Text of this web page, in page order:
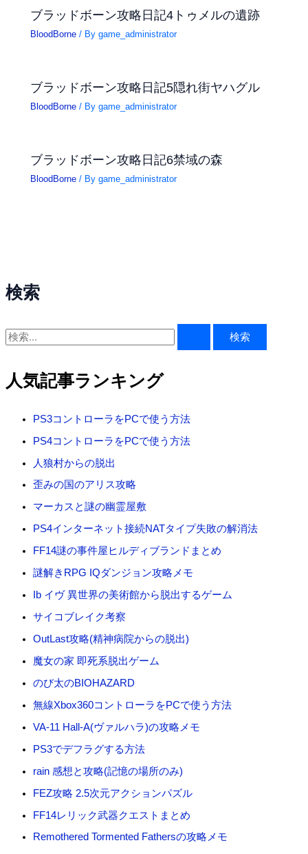
検索
検
対
象
人気記事ランキング
PS3コントローラをPCで使う方法
PS4コントローラをPCで使う方法
人狼村からの脱出
歪みの国のアリス攻略
マーカスと謎の幽霊屋敷
PS4インターネット接続NATタイプ失敗の解消法
FF14謎の事件屋ヒルディブランドまとめ
謎解きRPG IQダンジョン攻略メモ
Ib イヴ 異世界の美術館から脱出するゲーム
サイコブレイク考察
OutLast攻略(精神病院からの脱出)
魔女の家 即死系脱出ゲーム
のび太のBIOHAZARD
無線Xbox360コントローラをPCで使う方法
VA-11 Hall-A(ヴァルハラ)の攻略メモ
PS3でデフラグする方法
rain 感想と攻略(記憶の場所のみ)
FEZ攻略 2.5次元アクションパズル
FF14レリック武器クエストまとめ
Remothered Tormented Fathersの攻略メモ
ブラッドボーン攻略日記4トゥメルの遺跡
BloodBorne / Bygame_administrator
ブラッドボーン攻略日記5隠れ街ヤハグル
BloodBorne / Bygame_administrator
ブラッドボーン攻略日記6禁域の森
BloodBorne / Bygame_administrator